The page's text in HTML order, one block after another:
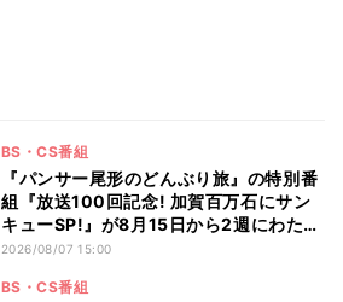
BS・CS番組
『パンサー尾形のどんぶり旅』の特別番
組『放送100回記念! 加賀百万石にサン
キューSP!』が8月15日から2週にわたり
放送 100回記念にふさわしい豪華な金
2026/08/07 15:00
BS・CS番組